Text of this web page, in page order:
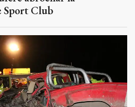
Sport Club